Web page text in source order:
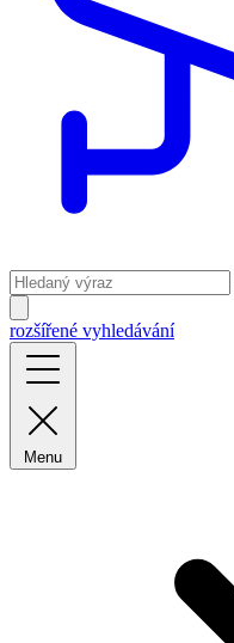
rozšířené vyhledávání
Menu